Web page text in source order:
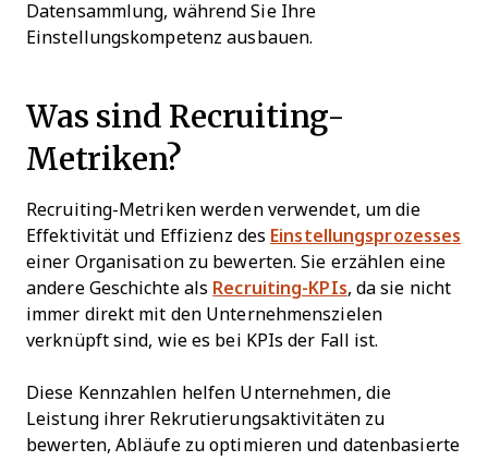
Datensammlung, während Sie Ihre
Einstellungskompetenz ausbauen.
Was sind Recruiting-
Metriken?
Recruiting-Metriken werden verwendet, um die
Effektivität und Effizienz des Einstellungsprozesses
einer Organisation zu bewerten. Sie erzählen eine
andere Geschichte als Recruiting-KPIs, da sie nicht
immer direkt mit den Unternehmenszielen
verknüpft sind, wie es bei KPIs der Fall ist.
Diese Kennzahlen helfen Unternehmen, die
Leistung ihrer Rekrutierungsaktivitäten zu
bewerten, Abläufe zu optimieren und datenbasierte